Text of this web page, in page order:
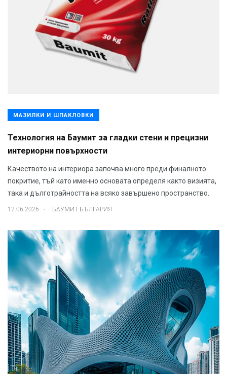
МАЗИЛКИ И ШПАКЛОВКИ
Технология на Баумит за гладки стени и прецизни
интериорни повърхности
Качеството на интериора започва много преди финалното
покритие, тъй като именно основата определя както визията,
така и дълготрайността на всяко завършено пространство.
12.06.2026 . БАУМИТ БЪЛГАРИЯ